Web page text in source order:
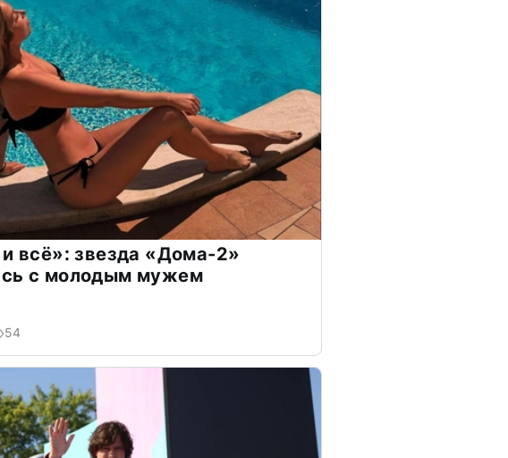
всё»: звезда «Дома-2»
с молодым мужем
54